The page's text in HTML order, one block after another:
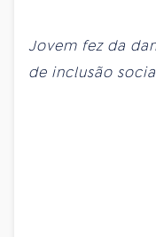
Jovem fez da
de inclusão